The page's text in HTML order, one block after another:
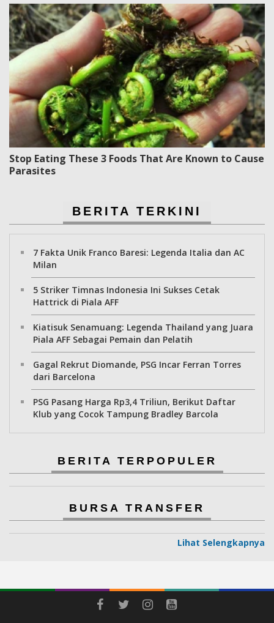
Stop Eating These 3 Foods That Are Known to Cause
Parasites
BERITA TERKINI
7 Fakta Unik Franco Baresi: Legenda Italia dan AC
Milan
5 Striker Timnas Indonesia Ini Sukses Cetak
Hattrick di Piala AFF
Kiatisuk Senamuang: Legenda Thailand yang Juara
Piala AFF Sebagai Pemain dan Pelatih
Gagal Rekrut Diomande, PSG Incar Ferran Torres
dari Barcelona
PSG Pasang Harga Rp3,4 Triliun, Berikut Daftar
Klub yang Cocok Tampung Bradley Barcola
BERITA TERPOPULER
BURSA TRANSFER
Lihat Selengkapnya